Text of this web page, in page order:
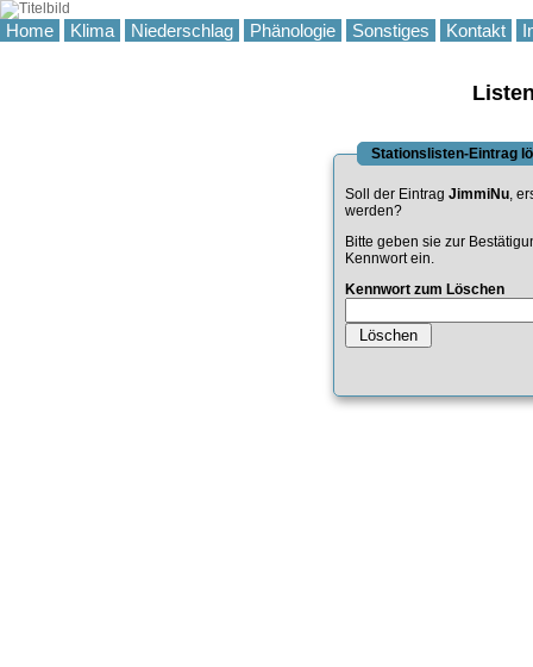
Home Klima Niederschlag Phänologie Sonstiges Kontakt
Stationslisten-Eintrag
Soll der Eintrag JimmiNu,
werden?
Bitte geben sie zur
Kennwort ein.
Kennwort zum Löschen